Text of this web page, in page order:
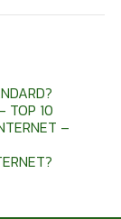
TOP 10
–